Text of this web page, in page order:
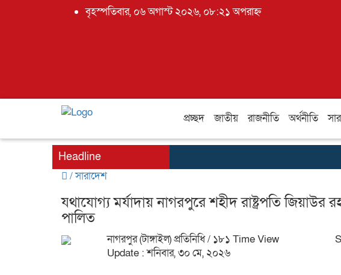
বৃহস্পতিবার, ০৬ অগাস্ট ২০২৬, ০৮:২১ অপরাহ্ন
প্রচ্ছদ জাতীয় রাজনীতি অর্থনীতি
Headline
/সারাদেশ
যথাযোগ্য মর্যাদায় নাগরপুরে শহীদ রাষ্ট্রপতি জিয়াউর
পালিত
নাগরপুর (টাঙ্গাইল) প্রতিনিধি/ ১৮১ Time View
Update : শনিবার, ৩০ মে, ২০২৬